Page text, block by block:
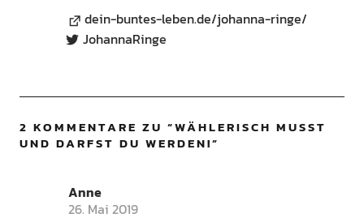
dein-buntes-leben.de/johanna-ringe/
JohannaRinge
2 KOMMENTARE ZU “WÄHLERISCH MUSST
UND DARFST DU WERDEN!”
Anne
26. Mai 2019